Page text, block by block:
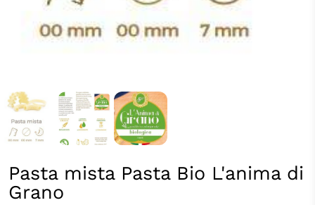
Pasta mista Pasta Bio L'anima di
Grano